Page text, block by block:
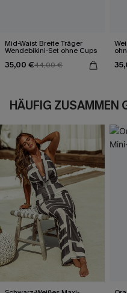
Mid-Waist Breite Träger
Wendebikini-Set ohne Cups
35,00 €44,00 €
HÄUFIG ZUSAMMEN